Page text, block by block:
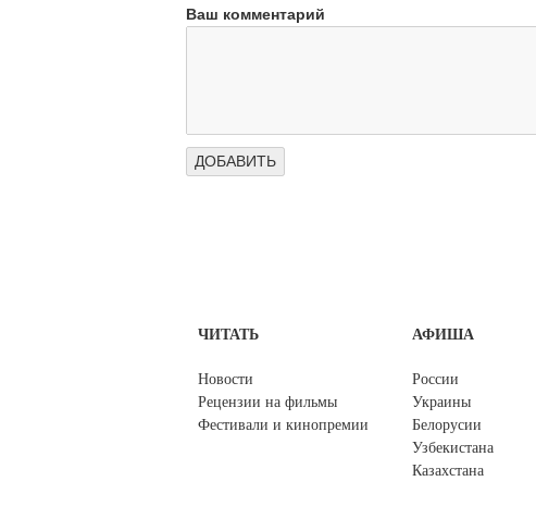
Ваш комментарий
ЧИТАТЬ
Новости
Рецензии на фильмы
Фестивали и кинопремии
АФИША
России
Украины
Белорусии
Узбекистана
Казахстана